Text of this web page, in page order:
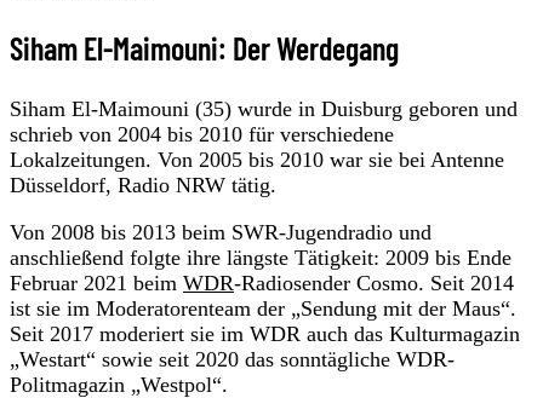
Siham El-Maimouni: Der Werdegang
Siham El-Maimouni (35) wurde in Duisburg geboren und
schrieb von 2004 bis 2010 für verschiedene
Lokalzeitungen. Von 2005 bis 2010 war sie bei Antenne
Düsseldorf, Radio NRW tätig.
Von 2008 bis 2013 beim SWR-Jugendradio und
anschließend folgte ihre längste Tätigkeit: 2009 bis Ende
Februar 2021 beim WDR-Radiosender Cosmo. Seit 2014
ist sie im Moderatorenteam der „Sendung mit der Maus“.
Seit 2017 moderiert sie im WDR auch das Kulturmagazin
„Westart“ sowie seit 2020 das sonntägliche WDR-
Politmagazin „Westpol“.